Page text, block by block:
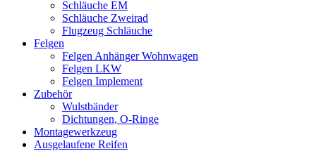
Schläuche EM
Schläuche Zweirad
Flugzeug Schläuche
Felgen
Felgen Anhänger Wohnwagen
Felgen LKW
Felgen Implement
Zubehör
Wulstbänder
Dichtungen, O-Ringe
Montagewerkzeug
Ausgelaufene Reifen